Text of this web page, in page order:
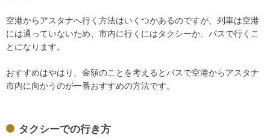
空港からアスタナへ行く方法はいくつかあるのですが、列車は空港
には通っていないため、市内に行くにはタクシーか、バスで行くこ
とになります。
おすすめはやはり、金額のことを考えるとバスで空港からアスタナ
市内に向かうのが一番おすすめの方法です。
タクシーでの行き方